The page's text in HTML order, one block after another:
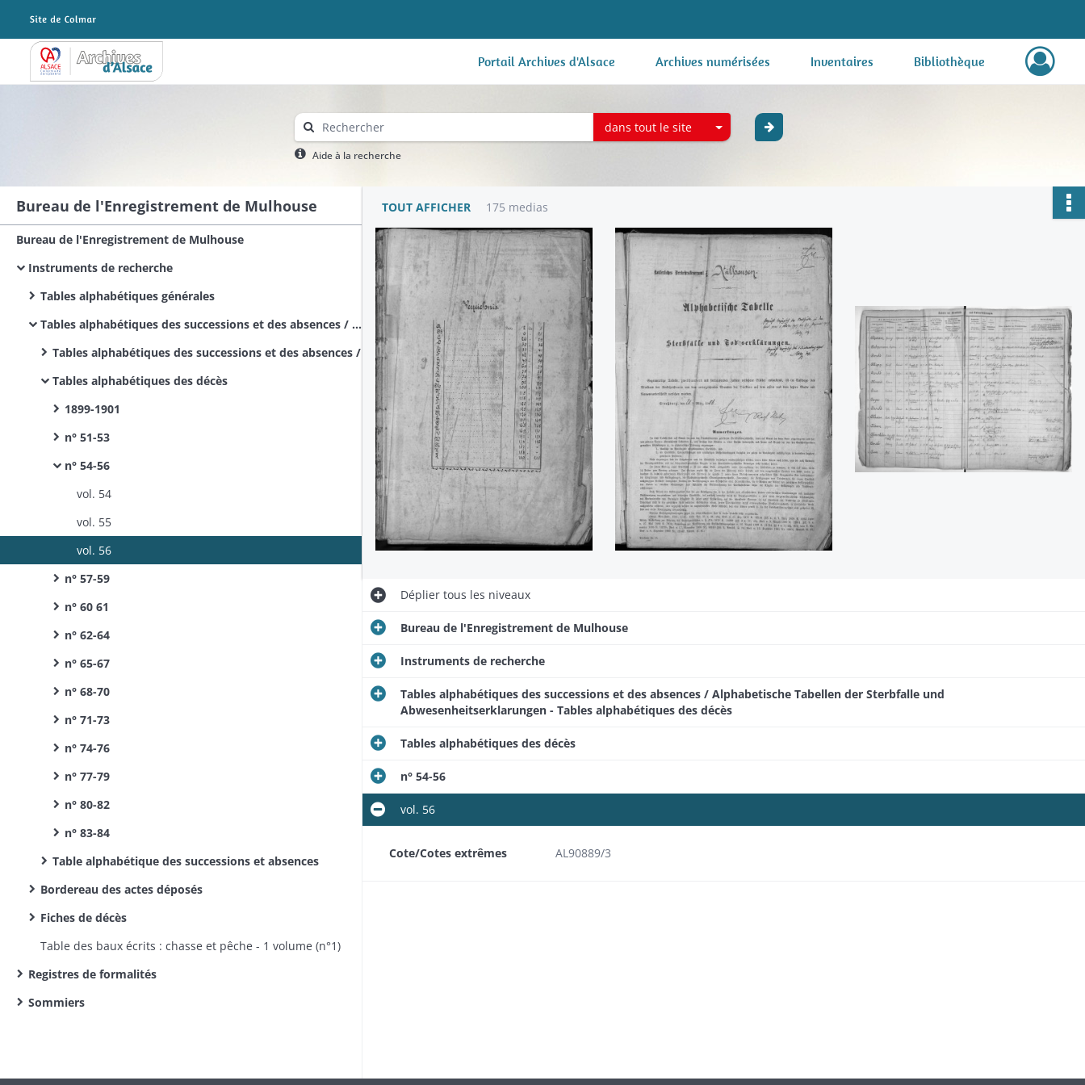
Archives Alsace - Colmar Portail Archives d'Alsace Archives numérisées Inventaires Bibliothèque
dans tout le site
Aide à la recherche
Bureau de l'Enregistrement de Mulhouse
Bureau de l'Enregistrement de Mulhouse
Instruments de recherche
Tables alphabétiques générales
Tables alphabétiques des successions et des absences / Alphabetische Tabellen der Sterbfalle und Abwesenheitserklarungen - Tables alphabétiques des décès
Tables alphabétiques des successions et des absences / Alphabetische Tabellen der Sterbfalle und Abwesenheitserklarungen
Tables alphabétiques des décès
1899-1901
n° 51-53
n° 54-56
vol. 54
vol. 55
vol. 56
n° 57-59
n° 60 61
n° 62-64
n° 65-67
n° 68-70
n° 71-73
n° 74-76
n° 77-79
n° 80-82
n° 83-84
Table alphabétique des successions et absences
Bordereau des actes déposés
Fiches de décès
Table des baux écrits : chasse et pêche - 1 volume (n°1)
Registres de formalités
Sommiers
TOUT AFFICHER 175 medias
Dépliertous les niveaux
Bureau de l'Enregistrement de Mulhouse
Instruments de recherche
Tables alphabétiques des successions et des absences / Alphabetische Tabellen der Sterbfalle und
Abwesenheitserklarungen - Tables alphabétiques des décès
Tables alphabétiques des décès
n° 54-56
vol. 56
Cote/Cotes extrêmes AL90889/3